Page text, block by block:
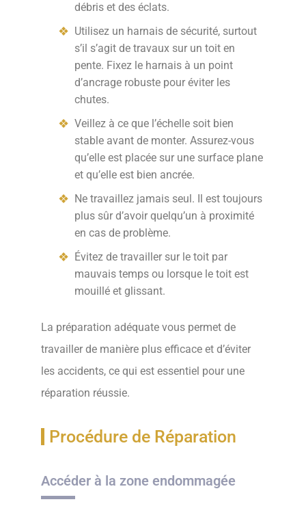
débris et des éclats.
Utilisez un harnais de sécurité, surtout
s’il s’agit de travaux sur un toit en
pente. Fixez le harnais à un point
d’ancrage robuste pour éviter les
chutes.
Veillez à ce que l’échelle soit bien
stable avant de monter. Assurez-vous
qu’elle est placée sur une surface plane
et qu’elle est bien ancrée.
Ne travaillez jamais seul. Il est toujours
plus sûr d’avoir quelqu’un à proximité
en cas de problème.
Évitez de travailler sur le toit par
mauvais temps ou lorsque le toit est
mouillé et glissant.
La préparation adéquate vous permet de
travailler de manière plus efficace et d’éviter
les accidents, ce qui est essentiel pour une
réparation réussie.
Procédure de Réparation
Accéder à la zone endommagée